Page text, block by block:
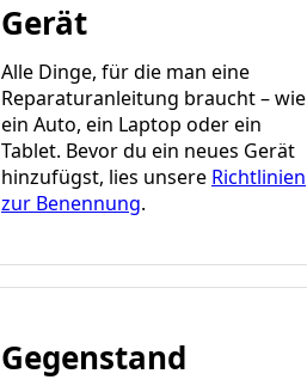
Gerät
Alle Dinge, für die man eine
Reparaturanleitung braucht – wie
ein Auto, ein Laptop oder ein
Tablet. Bevor du ein neues Gerät
hinzufügst, lies unsere Richtlinien
zur Benennung.
Gegenstand